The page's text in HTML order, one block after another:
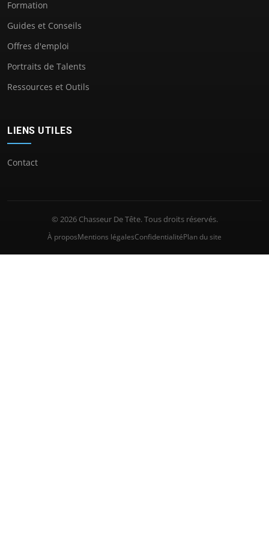
Formation
Guides et Conseils
Offres d'emploi
Portraits de Talents
Ressources et Outils
LIENS UTILES
Contact
© 2026 Chasseur De Tête. Tous droits réservés.
À proposMentions légalesConfidentialitéPlan du site